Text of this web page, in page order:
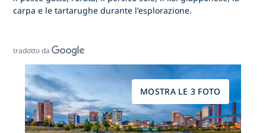
carpa e le tartarughe durante l'esplorazione.
tradotto da
MOSTRA LE 3 FOTO